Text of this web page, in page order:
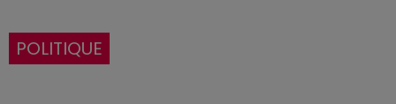
POLITIQUE